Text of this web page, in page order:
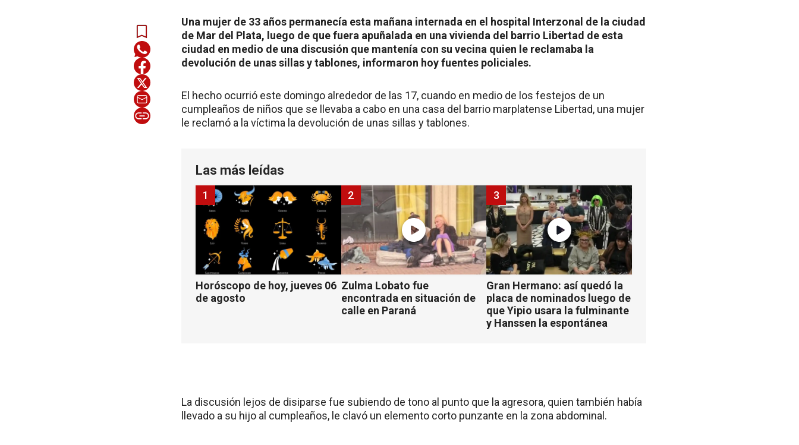
Una mujer de 33 años permanecía esta mañana internada en el hospital Interzonal de la ciudad
de Mar del Plata, luego de que fuera apuñalada en una vivienda del barrio Libertad de esta
ciudad en medio de una discusión que mantenía con su vecina quien le reclamaba la
devolución de unas sillas y tablones, informaron hoy fuentes policiales.
El hecho ocurrió este domingo alrededor de las 17, cuando en medio de los festejos de un
cumpleaños de niños que se llevaba a cabo en una casa del barrio marplatense Libertad, una mujer
le reclamó a la víctima la devolución de unas sillas y tablones.
Las más leídas
Horóscopo de hoy, jueves 06
de agosto
1
Zulma Lobato fue
encontrada en situación de
calle en Paraná
2
Gran Hermano: así quedó la
placa de nominados luego de
que Yipio usara la fulminante
y Hanssen la espontánea
3
La discusión lejos de disiparse fue subiendo de tono al punto que la agresora, quien también había
llevado a su hijo al cumpleaños, le clavó un elemento corto punzante en la zona abdominal.